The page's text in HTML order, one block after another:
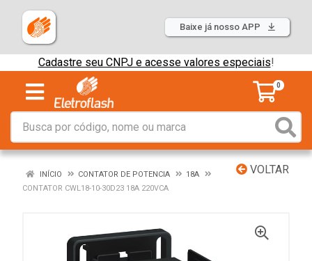
Baixe já nosso APP
Cadastre seu CNPJ e acesse valores especiais!
0
VOLTAR
INÍCIO CONTATOR DE POTENCIA
18A
CONTATOR CWL18-10-30D23 18A 220VCA